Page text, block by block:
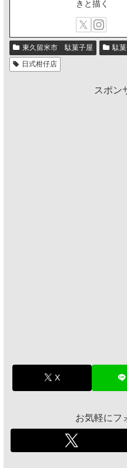
きと描く
東久留米市 駄菓子屋
駄
日式柑仔店
スポン
X
お気軽にフ